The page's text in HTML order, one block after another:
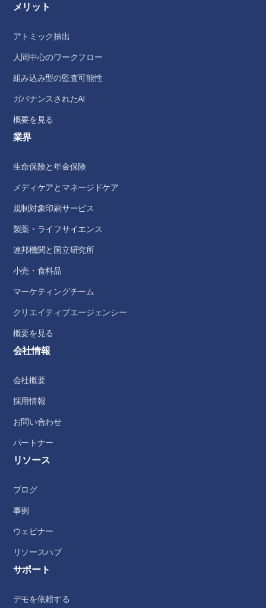
メリット
アトミック抽出
人間中心のワークフロー
組み込み型の監査可能性
ガバナンスされたAI
概要を見る
業界
生命保険と年金保険
メディケアとマネージドケア
規制対象印刷サービス
製薬・ライフサイエンス
連邦機関と国立研究所
小売・食料品
マーケティングチーム
クリエイティブエージェンシー
概要を見る
会社情報
会社概要
採用情報
お問い合わせ
パートナー
リソース
ブログ
事例
ウェビナー
リソースハブ
サポート
デモを依頼する